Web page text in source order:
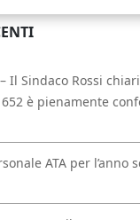
Il Sindaco Rossi
è pienamente
ATA per l’anno